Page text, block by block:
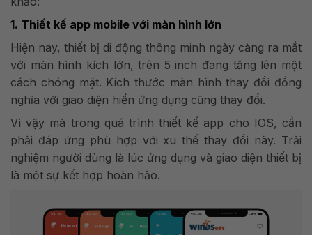
1. Thiết kế app mobile với màn hình lớn
Hiện nay, thiết bị di động thông minh ngày càng ra mắt
với màn hình kích lớn, trên 5 inch đang tăng lên một
cách chóng mặt. Kích thước màn hình thay đổi đồng
nghĩa với giao diện hiển ứng dụng cũng thay đổi.
Vì vậy mà trong quá trình thiết kế app cho IOS, cần
phải đáp ứng phù hợp với xu thế thay đổi này. Trải
nghiệm người dùng là lúc ứng dụng và giao diện thiết bị
là một sự kết hợp hoàn hảo.